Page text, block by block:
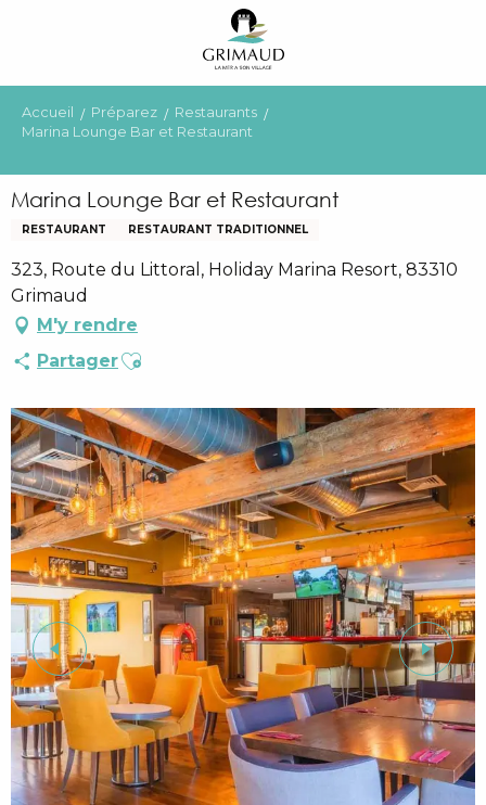
principal
Accueil Préparez
Restaurants
Marina Lounge Bar et Restaurant
Marina Lounge Bar et Restaurant
RESTAURANT RESTAURANT TRADITIONNEL
323, Route du Littoral, Holiday Marina Resort, 83310
Grimaud
M'y rendre
PartagerAjouter aux favoris